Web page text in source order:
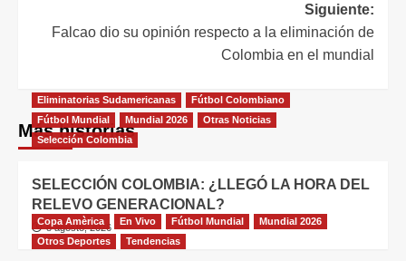
Siguiente:
Falcao dio su opinión respecto a la eliminación de
Colombia en el mundial
Más historias
Eliminatorias Sudamericanas
Fútbol Colombiano
Fútbol Mundial
Mundial 2026
Otras Noticias
Selección Colombia
SELECCIÓN COLOMBIA: ¿LLEGÓ LA HORA DEL
RELEVO GENERACIONAL?
8 agosto, 2026
Copa Amèrica En Vivo Fútbol Mundial
Mundial 2026
Otros Deportes
Tendencias